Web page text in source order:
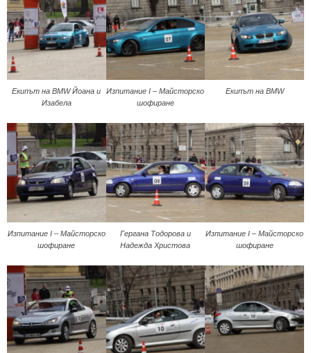
Екипът на BMW Йоана и
Изабела
Изпитание I – Майсторско
шофиране
Екипът на BMW
Изпитание I – Майсторско
шофиране
Гергана Тодорова и
Надежда Христова
Изпитание I – Майсторско
шофиране